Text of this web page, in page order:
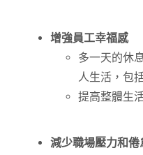
增強員工幸福感
多一天的休
人生活，包
提高整體生
減少職場壓力和倦